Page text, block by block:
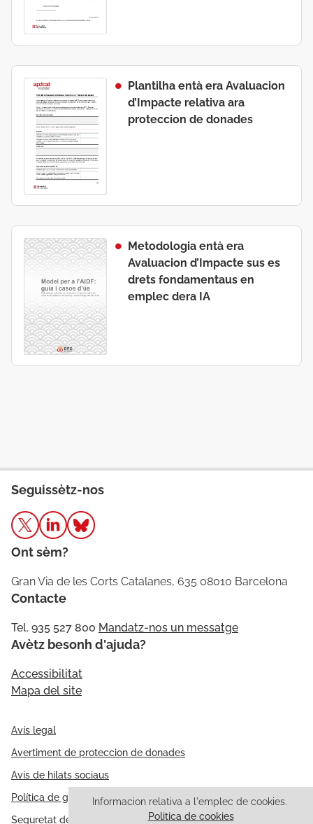
Plantilha entà era Avaluacion
d’Impacte relativa ara
proteccion de donades
Metodologia entà era
Avaluacion d’Impacte sus es
drets fondamentaus en
emplec dera IA
Informacion relativa a l'emplec de cookies.
Politica de cookies
Seguissètz-nos
Ont sèm?
Gran Via de les Corts Catalanes, 635 08010 Barcelona
Contacte
Tel. 935 527 800 Mandatz-nos un messatge
Avètz besonh d'ajuda?
Accessibilitat
Mapa del site
Avís legal
Avertiment de proteccion de donades
Avís de hilats sociaus
Política de galetes
Seguretat de l'información